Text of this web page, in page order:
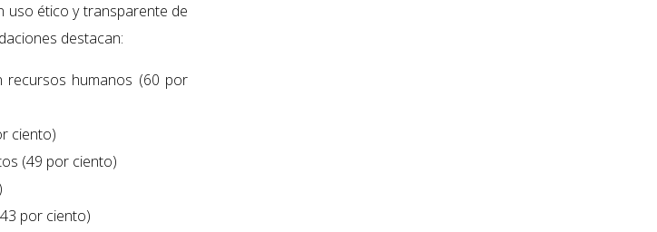
uso ético y transparente de
destacan:
recursos humanos (60 por
ciento)
(49 por ciento)
por ciento)